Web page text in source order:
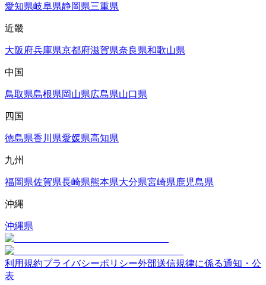
愛知県岐阜県静岡県三重県
近畿
大阪府兵庫県京都府滋賀県奈良県和歌山県
中国
鳥取県島根県岡山県広島県山口県
四国
徳島県香川県愛媛県高知県
九州
福岡県佐賀県長崎県熊本県大分県宮崎県鹿児島県
沖縄
沖縄県
利用規約プライバシーポリシー外部送信規律に係る通知・公
表